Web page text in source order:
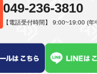
049-236-3810
【電話受付時間】 9:00~19:00 (年